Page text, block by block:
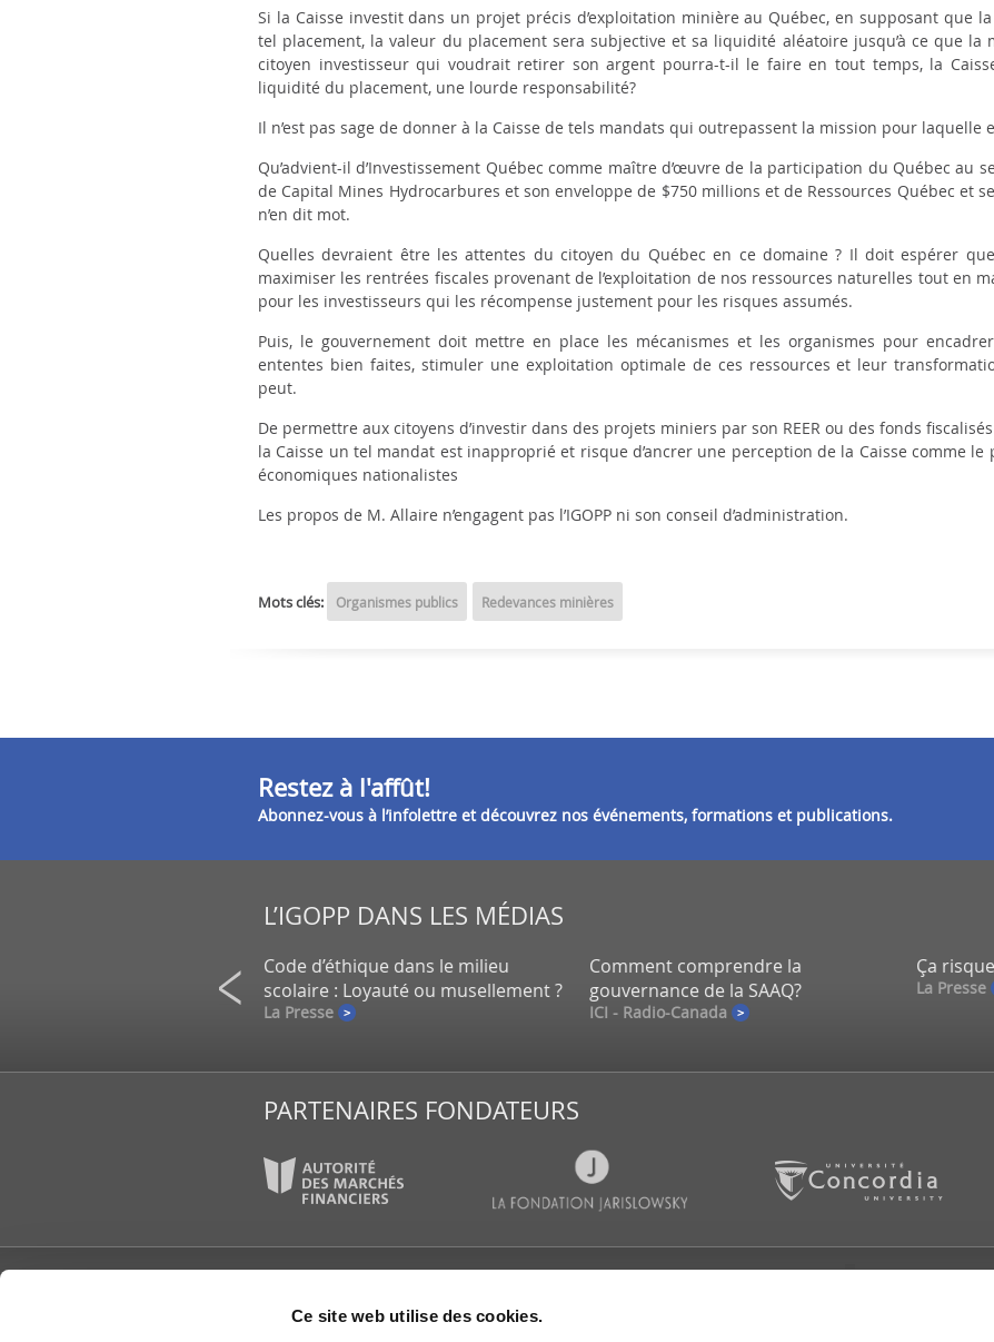
Ce site web utilise des cookies.
Si la Caisse investit dans un projet précis d’exploitation minière au Québec, en supposant que
tel placement, la valeur du placement sera subjective et sa liquidité aléatoire jusqu’à ce que la
citoyen investisseur qui voudrait retirer son argent pourra-t-il le faire en tout temps, la
liquidité du placement, une lourde responsabilité?
Il n’est pas sage de donner à la Caisse de tels mandats qui outrepassent la mission pour laquelle
Qu’advient-il d’Investissement Québec comme maître d’œuvre de la participation du Québec au
de Capital Mines Hydrocarbures et son enveloppe de $750 millions et de Ressources Québec et
n’en dit mot.
Quelles devraient être les attentes du citoyen du Québec en ce domaine ? Il doit espérer que
maximiser les rentrées fiscales provenant de l’exploitation de nos ressources naturelles tout en
pour les investisseurs qui les récompense justement pour les risques assumés.
Puis, le gouvernement doit mettre en place les mécanismes et les organismes pour
ententes bien faites, stimuler une exploitation optimale de ces ressources et leur
peut.
De permettre aux citoyens d’investir dans des projets miniers par son REER ou des fonds fiscalisés
la Caisse un tel mandat est inapproprié et risque d’ancrer une perception de la Caisse comme
économiques nationalistes
Les propos de M. Allaire n’engagent pas l’IGOPP ni son conseil d’administration.
Mots clés: Organismes publics Redevances minières
Restez à l'affût!
Abonnez-vous à l’infolettre et découvrez nos événements, formations et publications.
L’IGOPP DANS LES MÉDIAS
gros placement de la CDPQ
Code d’éthique dans le milieu
scolaire : Loyauté ou musellement ?
La Presse
Comment comprendre la
gouvernance de la SAAQ?
ICI - Radio-Canada
Ça
La Presse
PARTENAIRES FONDATEURS